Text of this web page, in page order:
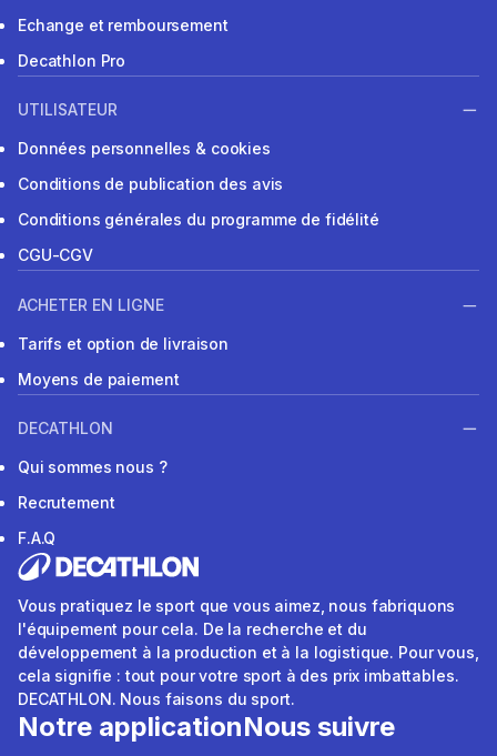
Echange et remboursement
Decathlon Pro
UTILISATEUR
Données personnelles & cookies
Conditions de publication des avis
Conditions générales du programme de fidélité
CGU-CGV
ACHETER EN LIGNE
Tarifs et option de livraison
Moyens de paiement
DECATHLON
Qui sommes nous ?
Recrutement
F.A.Q
Vous pratiquez le sport que vous aimez, nous fabriquons
l'équipement pour cela. De la recherche et du
développement à la production et à la logistique. Pour vous,
cela signifie : tout pour votre sport à des prix imbattables.
DECATHLON. Nous faisons du sport.
Notre applicationNous suivre